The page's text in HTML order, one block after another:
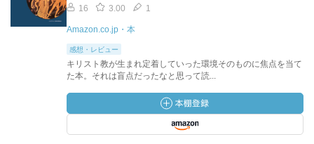
16 3.00 1
Amazon.co.jp・本
感想・レビュー
キリスト教が生まれ定着していった環境そのものに焦点を当て
た本。それは盲点だったなと思って読...